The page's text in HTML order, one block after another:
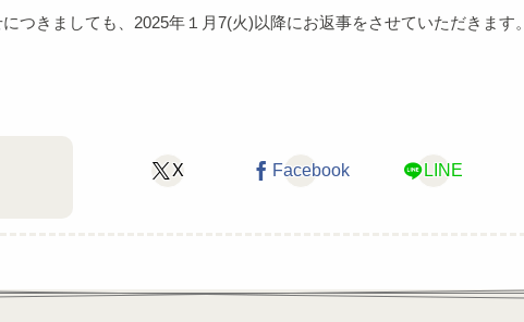
つきましても、2025年１月7(火)以降にお返事をさせていただきます。
X Facebook LINE